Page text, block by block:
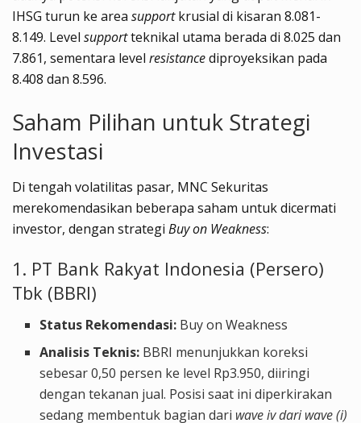
IHSG turun ke area supportkrusial di kisaran 8.081-
8.149. Level supportteknikal utama berada di 8.025 dan
7.861, sementara level resistancediproyeksikan pada
8.408 dan 8.596.
Saham Pilihan untuk Strategi
Investasi
Di tengah volatilitas pasar, MNC Sekuritas
merekomendasikan beberapa saham untuk dicermati
investor, dengan strategi Buy on Weakness:
1. PT Bank Rakyat Indonesia (Persero)
Tbk (BBRI)
Status Rekomendasi: Buy on Weakness
Analisis Teknis: BBRI menunjukkan koreksi
sebesar 0,50 persen ke level Rp3.950, diiringi
dengan tekanan jual. Posisi saat ini diperkirakan
sedang membentuk bagian dari wave iv dari wave (i)